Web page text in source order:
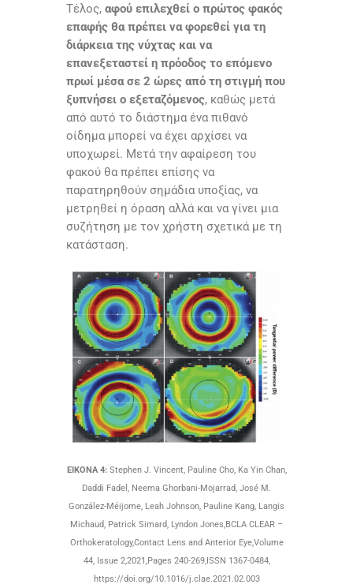
Τέλος, αφού επιλεχθεί ο πρώτος φακός
επαφής θα πρέπει να φορεθεί για τη
διάρκεια της νύχτας και να
επανεξεταστεί η πρόοδος το επόμενο
πρωί μέσα σε 2 ώρες από τη στιγμή που
ξυπνήσει ο εξεταζόμενος, καθώς μετά
από αυτό το διάστημα ένα πιθανό
οίδημα μπορεί να έχει αρχίσει να
υποχωρεί. Μετά την αφαίρεση του
φακού θα πρέπει επίσης να
παρατηρηθούν σημάδια υποξίας, να
μετρηθεί η όραση αλλά και να γίνει μια
συζήτηση με τον χρήστη σχετικά με τη
κατάσταση.
ΕΙΚΟΝΑ 4:Stephen J. Vincent, Pauline Cho, Ka Yin Chan,
Daddi Fadel, Neema Ghorbani-Mojarrad, José M.
González-Méijome, Leah Johnson, Pauline Kang, Langis
Michaud, Patrick Simard, Lyndon Jones,BCLA CLEAR –
Orthokeratology,Contact Lens and Anterior Eye,Volume
44, Issue 2,2021,Pages 240-269,ISSN 1367-0484,
https://doi.org/10.1016/j.clae.2021.02.003